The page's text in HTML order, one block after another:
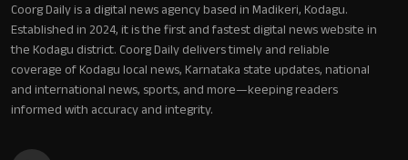
Coorg Daily is a digital news agency based in Madikeri, Kodagu.
Established in 2024, it is the first and fastest digital news website in
the Kodagu district. Coorg Daily delivers timely and reliable
coverage of Kodagu local news, Karnataka state updates, national
and international news, sports, and more—keeping readers
informed with accuracy and integrity.